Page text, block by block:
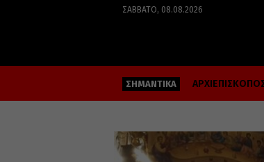
ΣΆΒΒΑΤΟ, 08.08.2026
ΣΗΜΑΝΤΙΚΑ